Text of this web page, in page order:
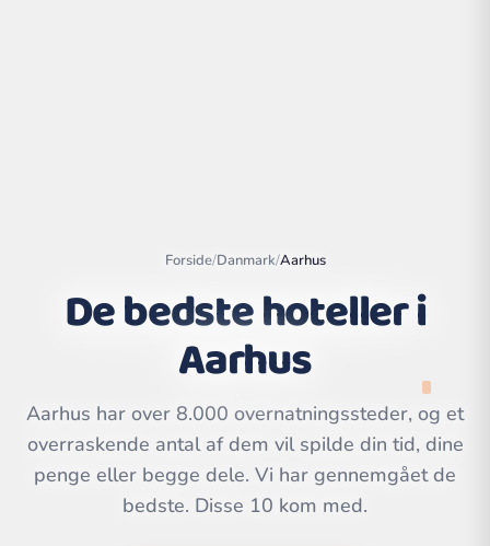
Leaflet|©
OpenStreetMap
contributors | ©
Forside/Danmark/Aarhus
De bedste hoteller i
Aarhus
Aarhus har over 8.000 overnatningssteder, og et
overraskende antal af dem vil spilde din tid, dine
penge eller begge dele. Vi har gennemgået de
bedste. Disse 10 kom med.